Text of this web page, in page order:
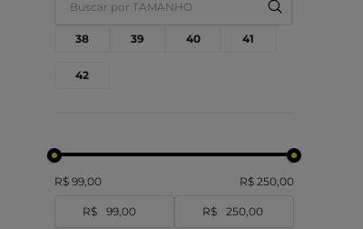
38 39 40 41
42
R$ R$
R$ 99,00 R$ 250,00